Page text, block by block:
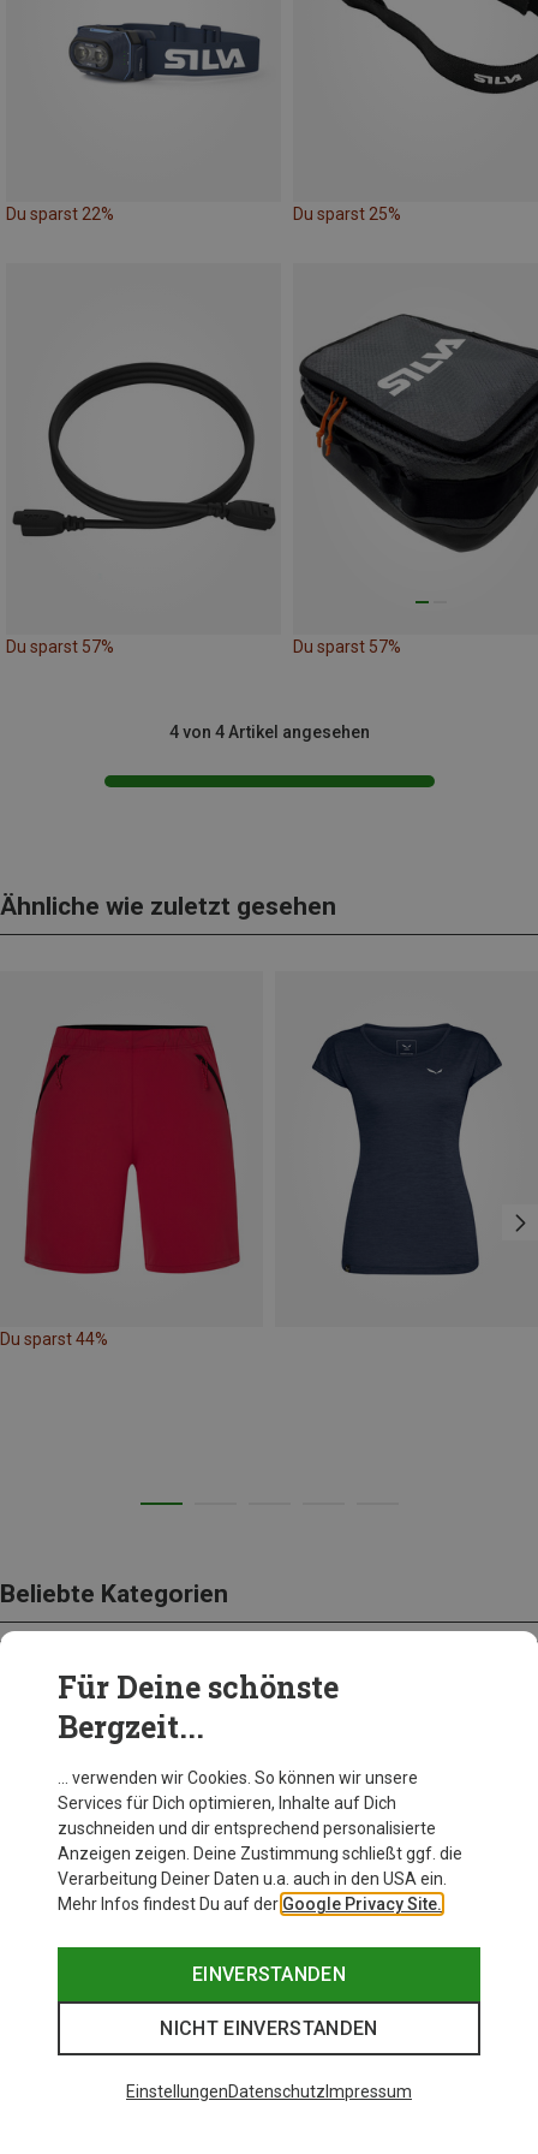
Du sparst 22% Du sparst 25%
Du sparst 57% Du sparst 57%
4 von 4 Artikel angesehen
Ähnliche wie zuletzt gesehen
Du sparst 44%
Beliebte Kategorien
BEKLEIDUNG
Für Deine schönste
Bergzeit...
… verwenden wir Cookies. So können wir unsere
Services für Dich optimieren, Inhalte auf Dich
zuschneiden und dir entsprechend personalisierte
Anzeigen zeigen. Deine Zustimmung schließt ggf. die
Verarbeitung Deiner Daten u.a. auch in den USA ein.
Mehr Infos findest Du auf der Google Privacy Site.
EINVERSTANDEN
NICHT EINVERSTANDEN
EinstellungenDatenschutz Impressum